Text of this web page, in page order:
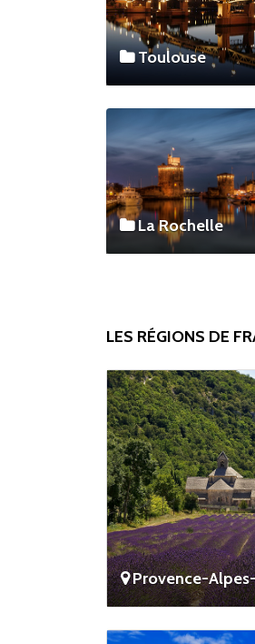
Toulouse
La Rochelle
LES RÉGIONS DE
Provence-